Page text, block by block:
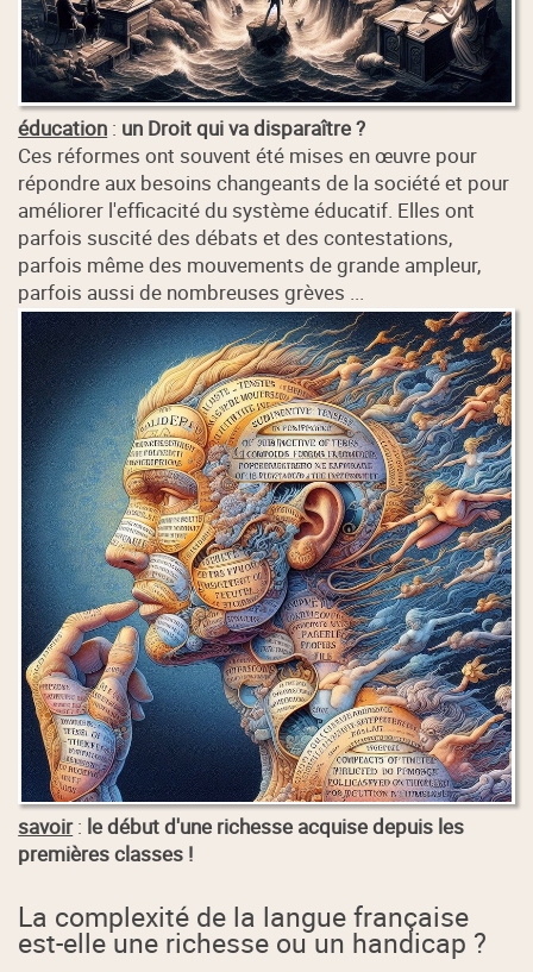
éducation : un Droit qui va disparaître ?
Ces réformes ont souvent été mises en œuvre pour
répondre aux besoins changeants de la société et pour
améliorer l'efficacité du système éducatif. Elles ont
parfois suscité des débats et des contestations,
parfois même des mouvements de grande ampleur,
parfois aussi de nombreuses grèves ...
savoir: le début d'une richesse acquise depuis les
premières classes !
La complexité de la langue française
est-elle une richesse ou un handicap ?